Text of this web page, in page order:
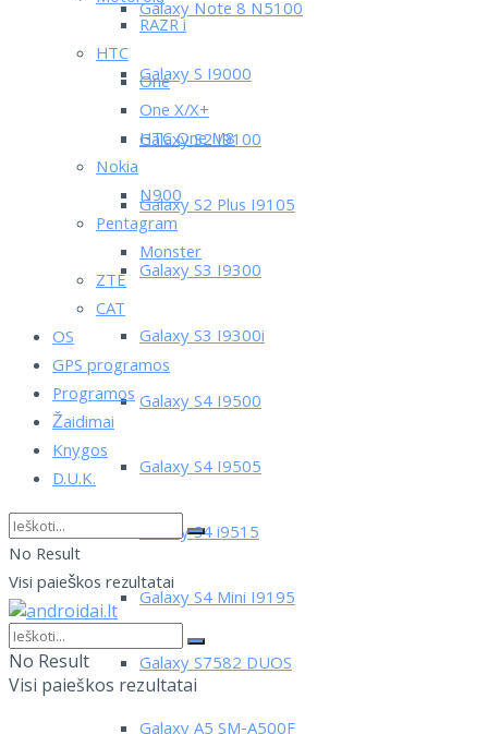
Galaxy Note 8 N5100
Galaxy S I9000
Galaxy S2 I9100
Galaxy S2 Plus I9105
Galaxy S3 I9300
Galaxy S3 I9300i
Galaxy S4 I9500
Galaxy S4 I9505
Galaxy S4 i9515
Galaxy S4 Mini I9195
Galaxy S7582 DUOS
RAZR i
HTC
One
One X/X+
HTC One M8
Nokia
N900
Pentagram
Monster
ZTE
CAT
OS
GPS programos
Programos
Žaidimai
Knygos
D.U.K.
No Result
Visi paieškos rezultatai
No Result
Visi paieškos rezultatai